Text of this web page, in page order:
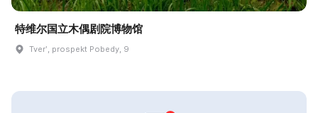
特维尔国立木偶剧院博物馆
Tverʹ, prospekt Pobedy, 9